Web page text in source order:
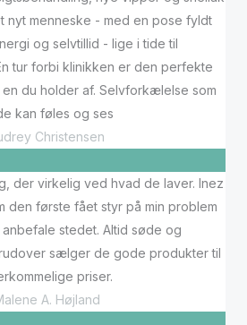
nyt menneske - med en pose fyldt
og selvtillid - lige i tide til
tur forbi klinikken er den perfekte
du holder af. Selvforkælelse som
kan føles og ses
Christensen
der virkelig ved hvad de laver. Inez
den første fået styr på min problem
anbefale stedet. Altid søde og
sælger de gode produkter til
priser.
A. Højland